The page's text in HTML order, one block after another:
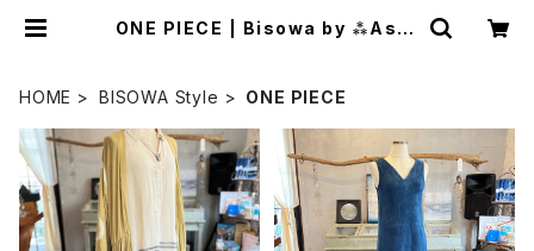
ONE PIECE | Bisowa by ⁂Aste
HOME BISOWA Style ONE PIECE